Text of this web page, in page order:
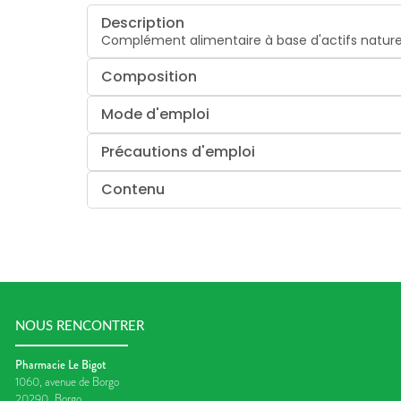
Description
Complément alimentaire à base d'actifs
Composition
Mode d'emploi
Précautions d'emploi
Contenu
NOUS RENCONTRER
Pharmacie Le Bigot
1060, avenue de Borgo